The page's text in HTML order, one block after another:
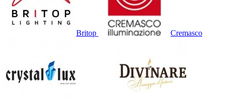
Britop Cremasco